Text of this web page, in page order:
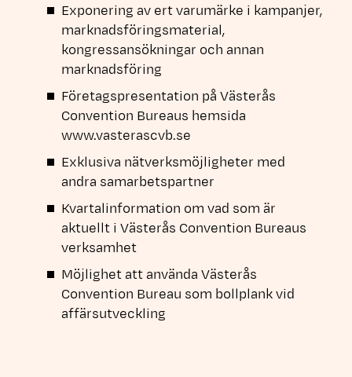
Exponering av ert varumärke i kampanjer,
marknadsföringsmaterial,
kongressansökningar och annan
marknadsföring
Företagspresentation på Västerås
Convention Bureaus hemsida
www.vasterascvb.se
Exklusiva nätverksmöjligheter med
andra samarbetspartner
Kvartalinformation om vad som är
aktuellt i Västerås Convention Bureaus
verksamhet
Möjlighet att använda Västerås
Convention Bureau som bollplank vid
affärsutveckling